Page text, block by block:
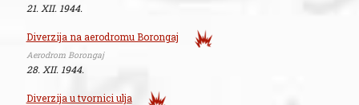
21. XII. 1944.
Diverzija na aerodromu Borongaj
Aerodrom Borongaj
28. XII. 1944.
Diverzija u tvornici ulja